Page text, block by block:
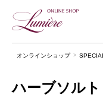
オンラインショップ
ハーブソル